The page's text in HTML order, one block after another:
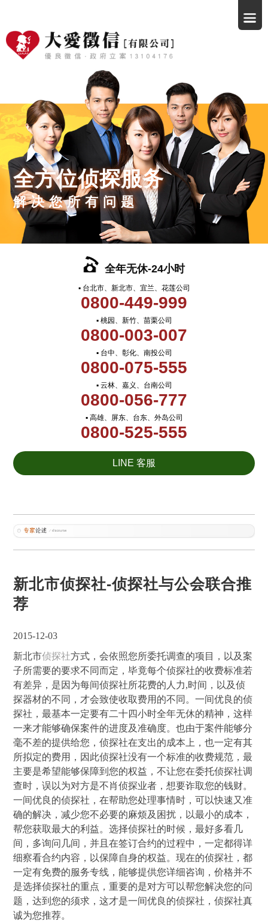
全方位侦探服务
解决您所有问题
全年无休-24小时
▪ 台北市、新北市、宜兰、花莲公司
0800-449-999
▪ 桃园、新竹、苗栗公司
0800-003-007
▪ 台中、彰化、南投公司
0800-075-555
▪ 云林、嘉义、台南公司
0800-056-777
▪ 高雄、屏东、台东、外岛公司
0800-525-555
LINE 客服
新北市侦探社-侦探社与公会联合推
荐
2015-12-03
新北市侦探社方式，会依照您所委托调查的项目，以及案
子所需要的要求不同而定，毕竟每个侦探社的收费标准若
有差异，是因为每间侦探社所花费的人力,时间，以及侦
探器材的不同，才会致使收取费用的不同。一间优良的侦
探社，最基本一定要有二十四小时全年无休的精神，这样
一来才能够确保案件的进度及准确度。也由于案件能够分
毫不差的提供给您，侦探社在支出的成本上，也一定有其
所拟定的费用，因此侦探社没有一个标准的收费规范，最
主要是希望能够保障到您的权益，不让您在委托侦探社调
查时，误以为对方是不肖侦探业者，想要诈取您的钱财。
一间优良的侦探社，在帮助您处理事情时，可以快速又准
确的解决，减少您不必要的麻烦及困扰，以最小的成本，
帮您获取最大的利益。选择侦探社的时候，最好多看几
间，多询问几间，并且在签订合约的过程中，一定都得详
细察看合约内容，以保障自身的权益。现在的侦探社，都
一定有免费的服务专线，能够提供您详细咨询，价格并不
是选择侦探社的重点，重要的是对方可以帮您解决您的问
题，达到您的须求，这才是一间优良的侦探社，侦探社真
诚为您推荐。